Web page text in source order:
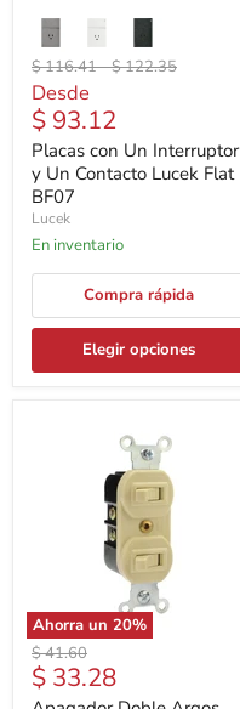
Precio
original
$ 116.41-Precio
$ 122.35
Desde
$ 93.12
Placas con Un Interruptor
y Un Contacto Lucek Flat
BF07
Lucek
En inventario
Compra rápida
Elegir opciones
Ahorra un 20%
Precio
original
$ 41.60
Precio
$ 33.28